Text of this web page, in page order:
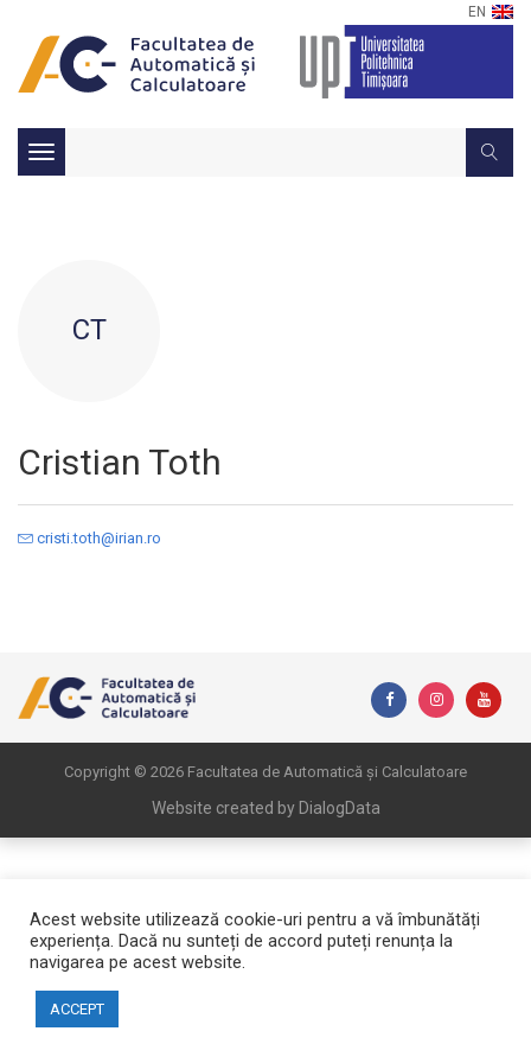
EN
Toggle
navigation
CT
Cristian Toth
cristi.toth@irian.ro
Copyright © 2026 Facultatea de Automatică și Calculatoare
Website created by DialogData
Acest website utilizează cookie-uri pentru a vă îmbunătăți
experiența. Dacă nu sunteți de accord puteți renunța la
navigarea pe acest website.
ACCEPT